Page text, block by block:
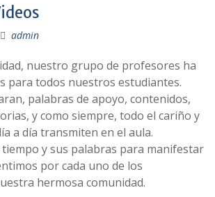
admin
nuestro grupo de profesores ha
para todos nuestros estudiantes.
palabras de apoyo, contenidos,
y como siempre, todo el cariño y
a día transmiten en el aula.
tiempo y sus palabras para manifestar
por cada uno de los
hermosa comunidad.